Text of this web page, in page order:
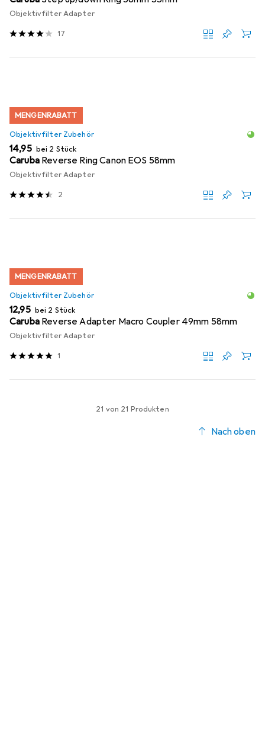
Objektivfilter Adapter
17
MENGENRABATT
Objektivfilter Zubehör
EUR
14,95 bei 2 Stück
Caruba Reverse Ring Canon EOS 58mm
Objektivfilter Adapter
2
MENGENRABATT
Objektivfilter Zubehör
EUR
12,95 bei 2 Stück
Caruba Reverse Adapter Macro Coupler 49mm 58mm
Objektivfilter Adapter
1
21 von 21 Produkten
Nach oben